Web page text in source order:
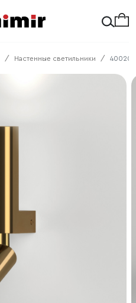
Настенные светильники 40020/